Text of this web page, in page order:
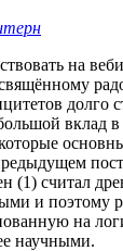
на
долго
вклад
(1) считал
и поэтому
на
научными.